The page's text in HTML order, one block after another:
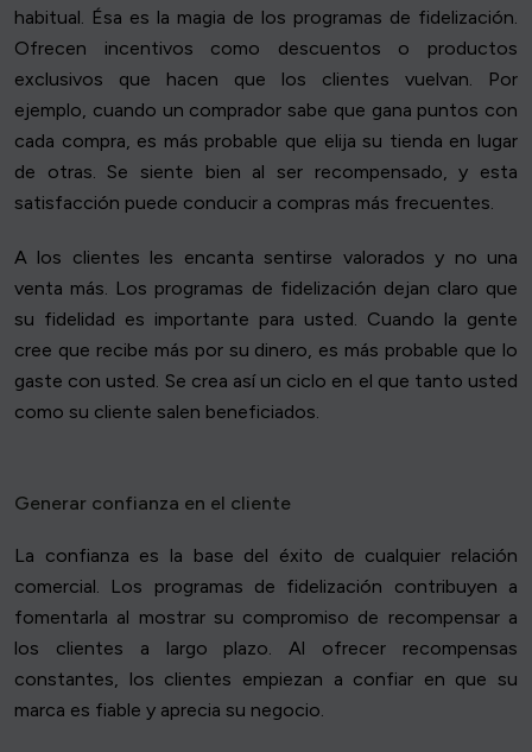
habitual. Ésa es la magia de los programas de fidelización.
Ofrecen incentivos como descuentos o productos
exclusivos que hacen que los clientes vuelvan. Por
ejemplo, cuando un comprador sabe que gana puntos con
cada compra, es más probable que elija su tienda en lugar
de otras. Se siente bien al ser recompensado, y esta
satisfacción puede conducir a compras más frecuentes.
A los clientes les encanta sentirse valorados y no una
venta más. Los programas de fidelización dejan claro que
su fidelidad es importante para usted. Cuando la gente
cree que recibe más por su dinero, es más probable que lo
gaste con usted. Se crea así un ciclo en el que tanto usted
como su cliente salen beneficiados.
Generar confianza en el cliente
La confianza es la base del éxito de cualquier relación
comercial. Los programas de fidelización contribuyen a
fomentarla al mostrar su compromiso de recompensar a
los clientes a largo plazo. Al ofrecer recompensas
constantes, los clientes empiezan a confiar en que su
marca es fiable y aprecia su negocio.